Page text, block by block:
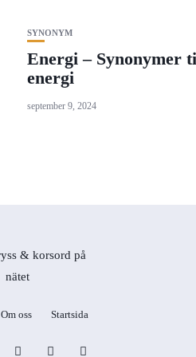
SYNONYM
Energi – Synonymer
energi
september 9, 2024
Om oss Startsida